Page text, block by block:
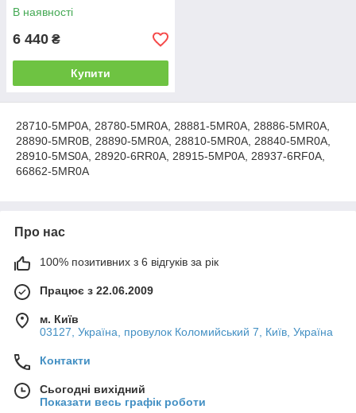
В наявності
6 440 ₴
Купити
28710-5MP0A, 28780-5MR0A, 28881-5MR0A, 28886-5MR0A,
28890-5MR0B, 28890-5MR0A, 28810-5MR0A, 28840-5MR0A,
28910-5MS0A, 28920-6RR0A, 28915-5MP0A, 28937-6RF0A,
66862-5MR0A
Про нас
100% позитивних з 6 відгуків за рік
Працює з 22.06.2009
м. Київ
03127, Україна, провулок Коломийський 7, Київ, Україна
Контакти
Сьогодні вихідний
Показати весь графік роботи